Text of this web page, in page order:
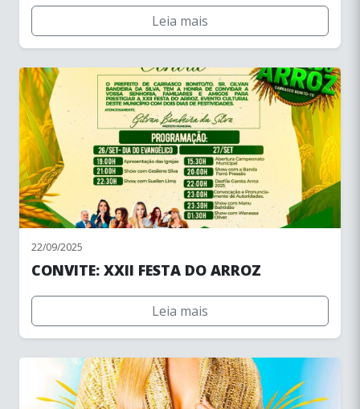
Leia mais
22/09/2025
CONVITE: XXII FESTA DO ARROZ
Leia mais